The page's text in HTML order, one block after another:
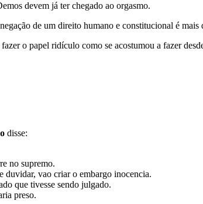
devem já ter chegado ao orgasmo.
de um direito humano e constitucional é
o papel ridículo como se acostumou a fazer
disse:
no supremo.
duvidar, vao criar o embargo inocencia.
que tivesse sendo julgado.
preso.